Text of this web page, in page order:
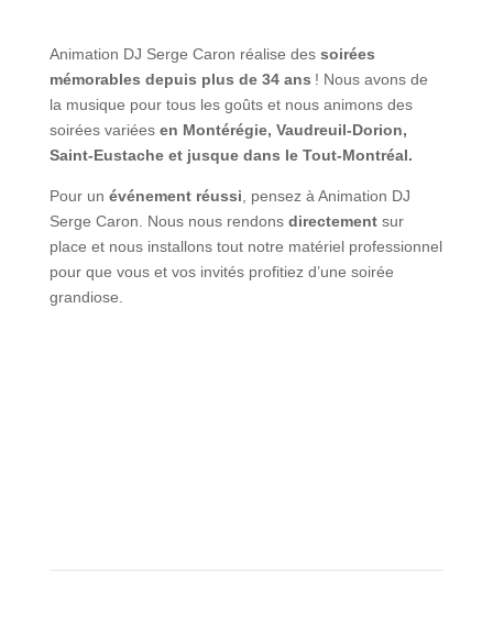
Animation DJ Serge Caron réalise dessoirées
mémorables depuis plus de 34 ans ! Nous avons de
la musique pour tous les goûts et nous animons des
soirées variéesen Montérégie, Vaudreuil-Dorion,
Saint-Eustache et jusque dans le Tout-Montréal.
Pour un événement réussi , pensez à Animation DJ
Serge Caron . Nous nous rendonsdirectementsur
place et nous installons tout notre matériel professionnel
pour que vous et vos invités profitiez d’une soirée
grandiose.